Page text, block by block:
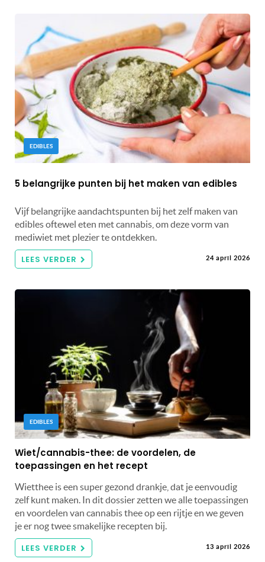
EDIBLES
5 belangrijke punten bij het maken van edibles
Vijf belangrijke aandachtspunten bij het zelf maken van
edibles oftewel eten met cannabis, om deze vorm van
mediwiet met plezier te ontdekken.
LEES VERDER 24 april 2026
EDIBLES
Wiet/cannabis-thee: de voordelen, de
toepassingen en het recept
Wietthee is een super gezond drankje, dat je eenvoudig
zelf kunt maken. In dit dossier zetten we alle toepassingen
en voordelen van cannabis thee op een rijtje en we geven
je er nog twee smakelijke recepten bij.
LEES VERDER 13 april 2026